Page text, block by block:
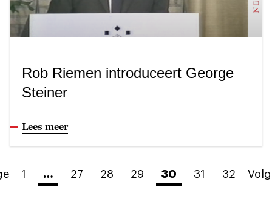
Rob Riemen introduceert George
Steiner
Lees meer
1 … 27 28 29 30 31 32